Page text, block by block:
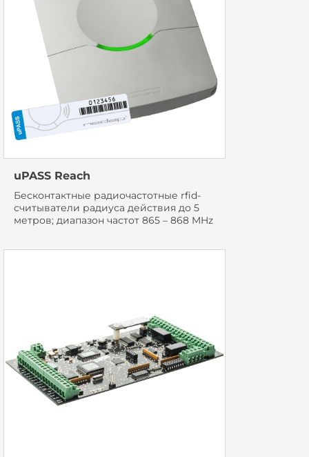
uPASS Reach
Бесконтактные радиочастотные rfid-
считыватели радиуса действия до 5
метров; диапазон частот 865 – 868 MHz